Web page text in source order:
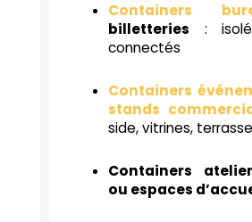
Containers
billetteries :
connectés
Containers
stands
side, vitrines,
Containers
ou espaces